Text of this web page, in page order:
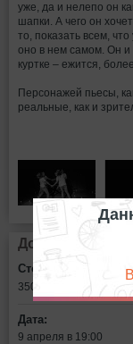
уже, да и нелепо он
шапки. А чего он
то, показать всем,
оно в нем самом. Он и
куртке – ежится,
Персонажей пьесы,
реальные, как и
Стоимость билетов:
350
Дата:
9 апреля в 19:00